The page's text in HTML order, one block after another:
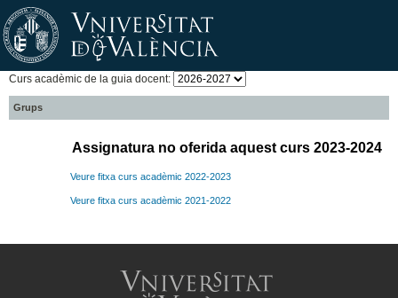
Curs acadèmic de la guia docent:
Grups
Assignatura no oferida aquest curs 2023-2024
Veure fitxa curs acadèmic 2022-2023
Veure fitxa curs acadèmic 2021-2022